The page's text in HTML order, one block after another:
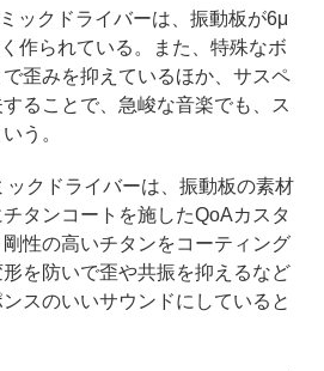
ックドライバーは、振動板が6μ
作られている。また、特殊なボ
歪みを抑えているほか、サスペ
ることで、急峻な音楽でも、ス
う。
ックドライバーは、振動板の素材
タンコートを施したQoAカスタ
性の高いチタンをコーティング
を防いで歪や共振を抑えるなど
スのいいサウンドにしていると